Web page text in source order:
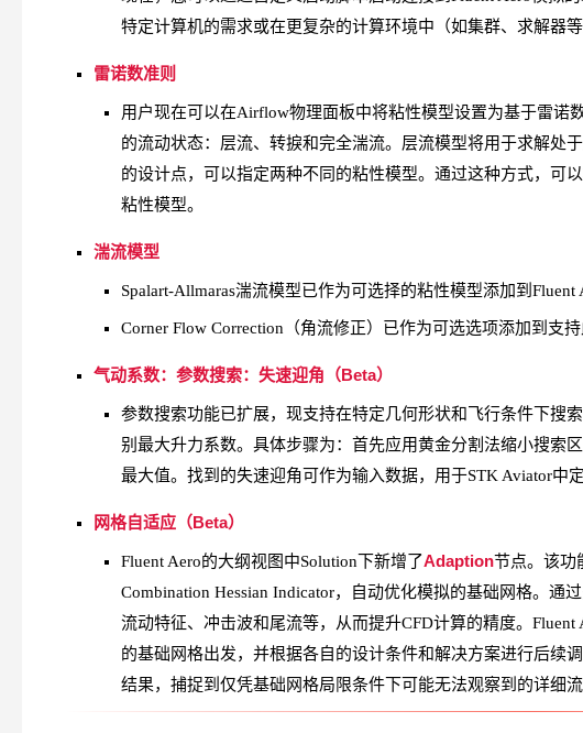
特定计算机的需求或在更复杂的计算环境中（如集群、求解器
雷诺数准则
用户现在可以在Airflow物理面板中将粘性模型设置为基于雷诺
的流动状态：层流、转捩和完全湍流。层流模型将用于求解处
的设计点，可以指定两种不同的粘性模型。通过这种方式，可
粘性模型。
湍流模型
Spalart-Allmaras湍流模型已作为可选择的粘性模型添加到Fluent
Corner Flow Correction（角流修正）已作为可选选项添加到支
气动系数：参数搜索：失速迎角（Beta）
参数搜索功能已扩展，现支持在特定几何形状和飞行条件下搜
别最大升力系数。具体步骤为：首先应用黄金分割法缩小搜索
最大值。找到的失速迎角可作为输入数据，用于STK Aviator中
网格自适应（Beta）
Fluent Aero的大纲视图中Solution下新增了Adaption节点。该功
Combination Hessian Indicator，自动优化模拟的基础网格。
流动特征、冲击波和尾流等，从而提升CFD计算的精度。
的基础网格出发，并根据各自的设计条件和解决方案进行后续
结果，捕捉到仅凭基础网格局限条件下可能无法观察到的详细流